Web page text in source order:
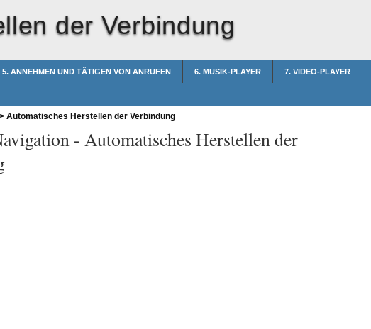
der Verbindung
5. ANNEHMEN UND TÄTIGEN VON ANRUFEN 6. MUSIK-PLAYER 7. VIDEO-PLAYER
> Automatisches Herstellen der Verbindung
- Automatisches Herstellen der